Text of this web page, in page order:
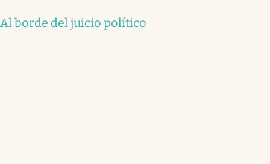
Al borde del juicio político